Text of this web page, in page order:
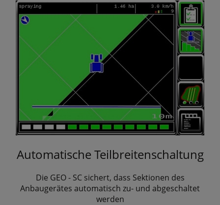
Automatische Teilbreitenschaltung
Die GEO - SC sichert, dass Sektionen des
Anbaugerätes automatisch zu- und abgeschaltet
werden